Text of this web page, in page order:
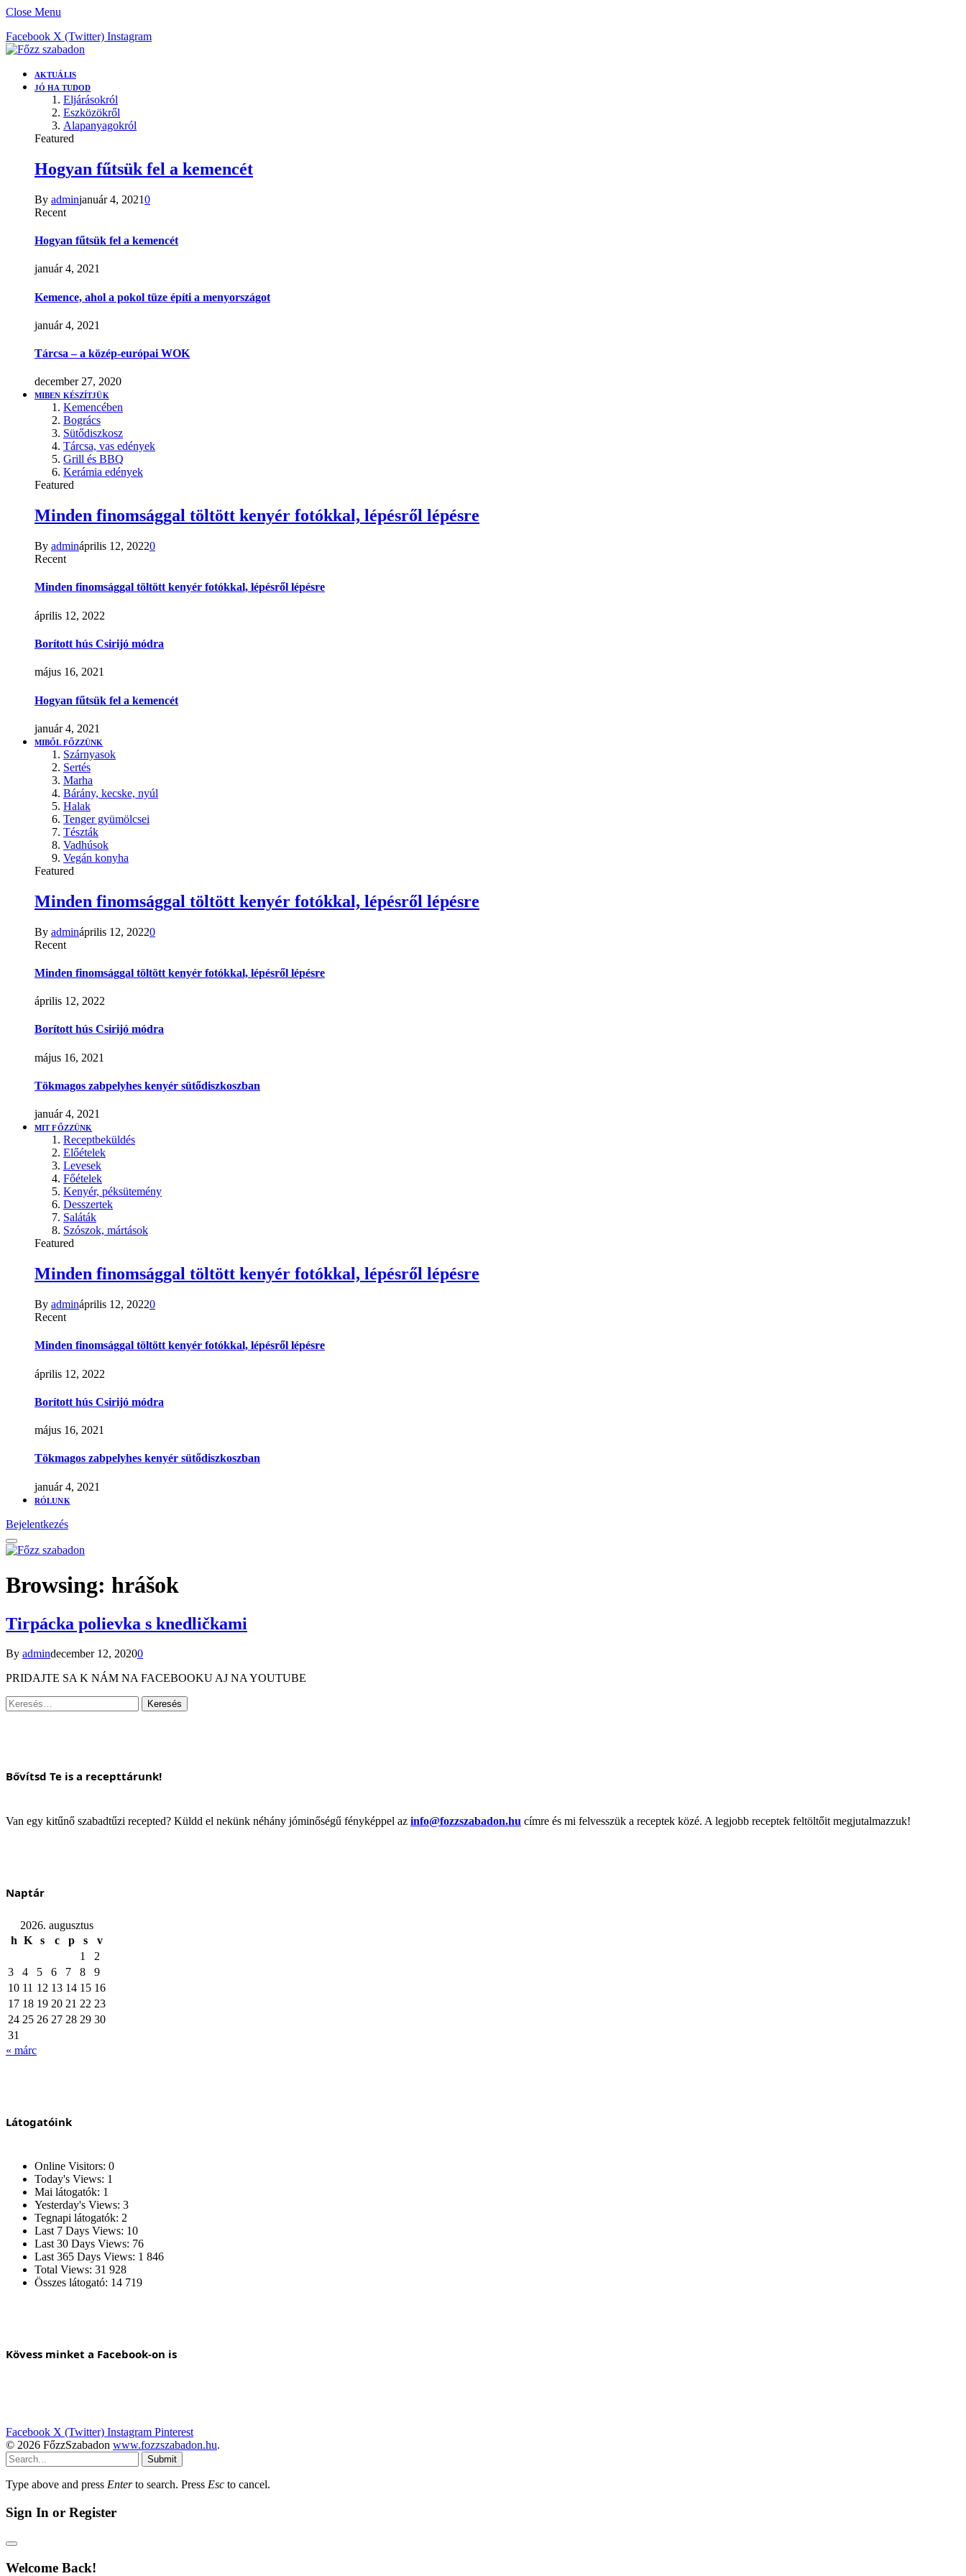
Close Menu
Facebook X (Twitter) Instagram
AKTUÁLIS
JÓ HA TUDOD
Eljárásokról
Eszközökről
Alapanyagokról
Featured
Hogyan fűtsük fel a kemencét
By adminjanuár 4, 20210
Recent
Hogyan fűtsük fel a kemencét
január 4, 2021
Kemence, ahol a pokol tüze építi a menyországot
január 4, 2021
Tárcsa – a közép-európai WOK
december 27, 2020
MIBEN KÉSZÍTJÜK
Kemencében
Bogrács
Sütődiszkosz
Tárcsa, vas edények
Grill és BBQ
Kerámia edények
Featured
Minden finomsággal töltött kenyér fotókkal, lépésről lépésre
By admináprilis 12, 20220
Recent
Minden finomsággal töltött kenyér fotókkal, lépésről lépésre
április 12, 2022
Borított hús Csirijó módra
május 16, 2021
Hogyan fűtsük fel a kemencét
január 4, 2021
MIBŐL FŐZZÜNK
Szárnyasok
Sertés
Marha
Bárány, kecske, nyúl
Halak
Tenger gyümölcsei
Tészták
Vadhúsok
Vegán konyha
Featured
Minden finomsággal töltött kenyér fotókkal, lépésről lépésre
By admináprilis 12, 20220
Recent
Minden finomsággal töltött kenyér fotókkal, lépésről lépésre
április 12, 2022
Borított hús Csirijó módra
május 16, 2021
Tökmagos zabpelyhes kenyér sütődiszkoszban
január 4, 2021
MIT FŐZZÜNK
Receptbeküldés
Előételek
Levesek
Főételek
Kenyér, péksütemény
Desszertek
Saláták
Szószok, mártások
Featured
Minden finomsággal töltött kenyér fotókkal, lépésről lépésre
By admináprilis 12, 20220
Recent
Minden finomsággal töltött kenyér fotókkal, lépésről lépésre
április 12, 2022
Borított hús Csirijó módra
május 16, 2021
Tökmagos zabpelyhes kenyér sütődiszkoszban
január 4, 2021
RÓLUNK
Bejelentkezés
Browsing: hrášok
Tirpácka polievka s knedličkami
By admindecember 12, 20200
PRIDAJTE SA K NÁM NA FACEBOOKU AJ NA YOUTUBE
Keresés:
Bővítsd Te is a recepttárunk!
Van egy kitűnő szabadtűzi recepted? Küldd el nekünk néhány jóminőségű fényképpel az info@fozzszabadon.hu címre és mi felvesszük a receptek közé. A legjobb receptek feltöltőit megjutalmazzuk!
Naptár
2026. augusztus
h K s c p s
v
1
2
3
4 5 6 7 8
9
10 11 12 13 14 15 16
17 18 19 20 21 22 23
24 25 26 27 28 29 30
31
« márc
Látogatóink
Online Visitors: 0
Today's Views: 1
Mai látogatók: 1
Yesterday's Views: 3
Tegnapi látogatók: 2
Last 7 Days Views: 10
Last 30 Days Views: 76
Last 365 Days Views: 1 846
Total Views: 31 928
Összes látogató: 14 719
Kövess minket a Facebook-on is
Facebook X (Twitter) Instagram Pinterest
© 2026 FőzzSzabadon www.fozzszabadon.hu.
Submit
Type above and press Enterto search. Press Esc to cancel.
Sign In or Register
Welcome Back!